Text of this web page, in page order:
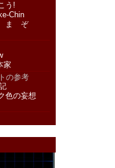
う!
Chin
ま ぞ
家
の参考
色の妄想